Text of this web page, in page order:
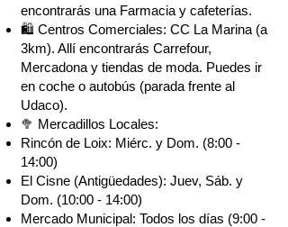
encontrarás una Farmacia y cafeterías.
🛍️ Centros Comerciales: CC La Marina (a
3km). Allí encontrarás Carrefour,
Mercadona y tiendas de moda. Puedes ir
en coche o autobús (parada frente al
Udaco).
🥦 Mercadillos Locales:
Rincón de Loix: Miérc. y Dom. (8:00 -
14:00)
El Cisne (Antigüedades): Juev, Sáb. y
Dom. (10:00 - 14:00)
Mercado Municipal: Todos los días (9:00 -